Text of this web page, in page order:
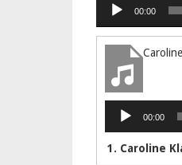
00:00
Lecteur
audio
00:00